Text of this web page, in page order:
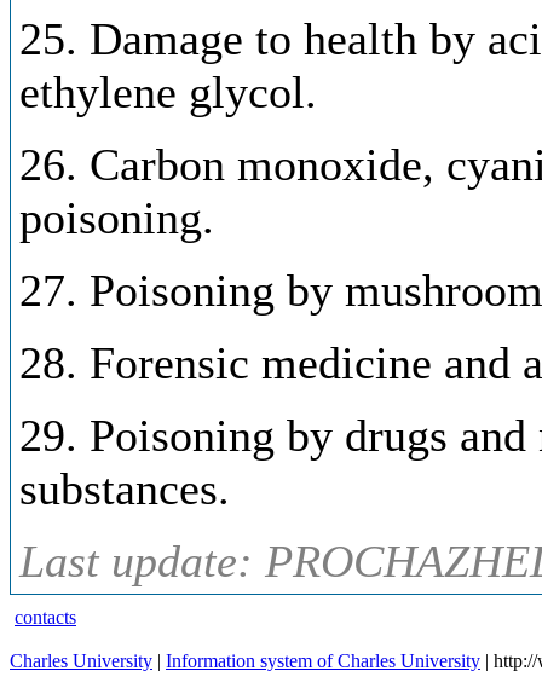
25. Damage to health by
ethylene glycol.
26. Carbon monoxide,
poisoning.
27. Poisoning by
28. Forensic medicine and
29. Poisoning by drugs
substances.
Last update:
contacts
Charles University | Information system of Charles University |